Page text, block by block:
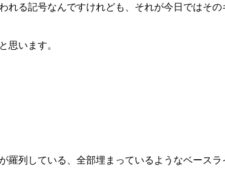
る記号なんですけれども、それが今日ではそ
思います。
列している、全部埋まっているようなベース